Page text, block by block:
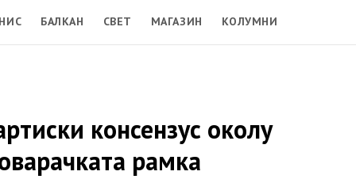
БАЛКАН СВЕТ МАГАЗИН КОЛУМНИ
консензус околу
рамка